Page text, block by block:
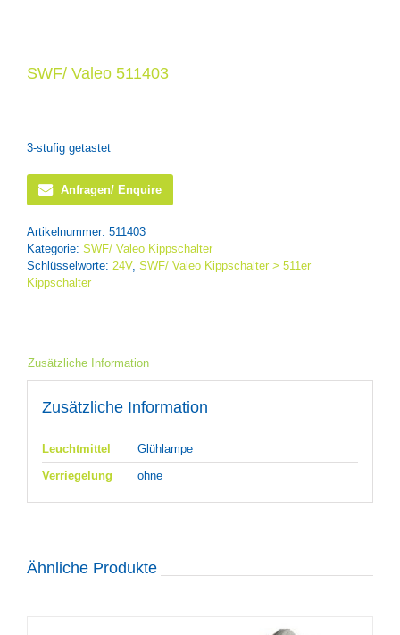
SWF/ Valeo 511403
3-stufig getastet
Anfragen/ Enquire
Artikelnummer: 511403
Kategorie: SWF/ Valeo Kippschalter
Schlüsselworte: 24V, SWF/ Valeo Kippschalter > 511er
Kippschalter
Zusätzliche Information
Zusätzliche Information
Leuchtmittel
Glühlampe
Verriegelung
ohne
Ähnliche Produkte